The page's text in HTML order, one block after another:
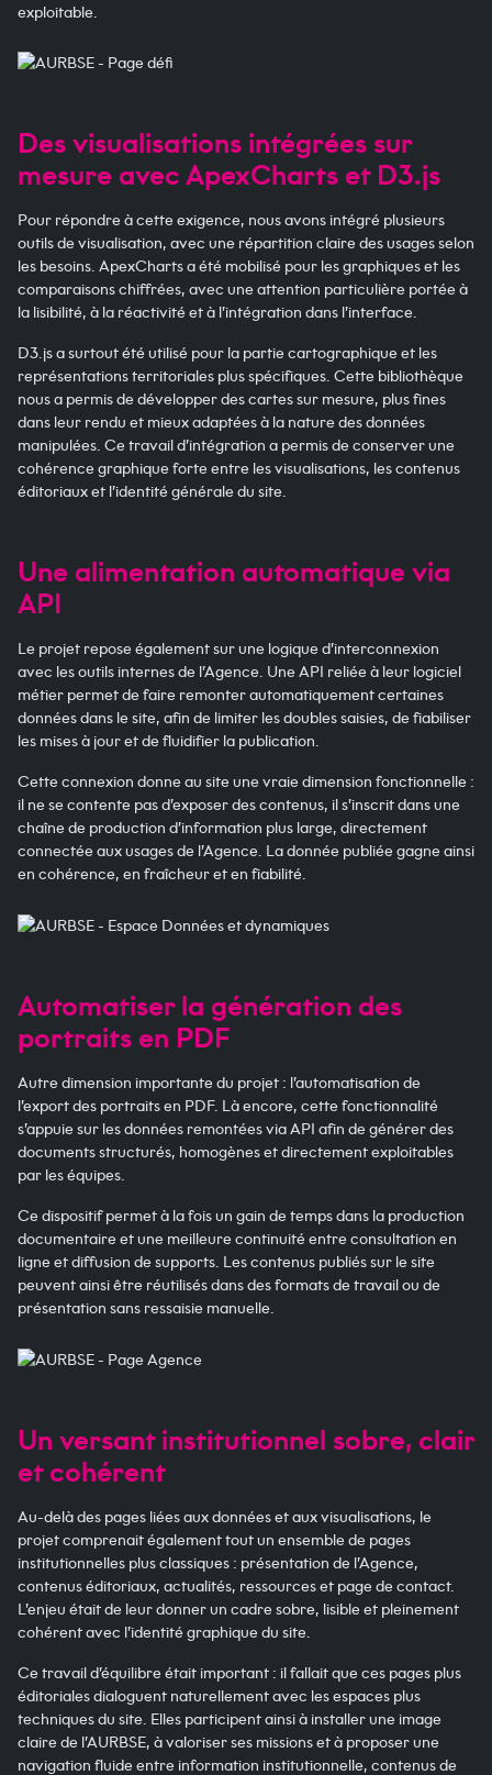
exploitable.
Des visualisations intégrées sur
mesure avec ApexCharts et D3.js
Pour répondre à cette exigence, nous avons intégré plusieurs
outils de visualisation, avec une répartition claire des usages selon
les besoins. ApexCharts a été mobilisé pour les graphiques et les
comparaisons chiffrées, avec une attention particulière portée à
la lisibilité, à la réactivité et à l’intégration dans l’interface.
D3.js a surtout été utilisé pour la partie cartographique et les
représentations territoriales plus spécifiques. Cette bibliothèque
nous a permis de développer des cartes sur mesure, plus fines
dans leur rendu et mieux adaptées à la nature des données
manipulées. Ce travail d’intégration a permis de conserver une
cohérence graphique forte entre les visualisations, les contenus
éditoriaux et l’identité générale du site.
Une alimentation automatique via
API
Le projet repose également sur une logique d’interconnexion
avec les outils internes de l’Agence. Une API reliée à leur logiciel
métier permet de faire remonter automatiquement certaines
données dans le site, afin de limiter les doubles saisies, de fiabiliser
les mises à jour et de fluidifier la publication.
Cette connexion donne au site une vraie dimension fonctionnelle :
il ne se contente pas d’exposer des contenus, il s’inscrit dans une
chaîne de production d’information plus large, directement
connectée aux usages de l’Agence. La donnée publiée gagne ainsi
en cohérence, en fraîcheur et en fiabilité.
Automatiser la génération des
portraits en PDF
Autre dimension importante du projet : l’automatisation de
l’export des portraits en PDF. Là encore, cette fonctionnalité
s’appuie sur les données remontées via API afin de générer des
documents structurés, homogènes et directement exploitables
par les équipes.
Ce dispositif permet à la fois un gain de temps dans la production
documentaire et une meilleure continuité entre consultation en
ligne et diffusion de supports. Les contenus publiés sur le site
peuvent ainsi être réutilisés dans des formats de travail ou de
présentation sans ressaisie manuelle.
Un versant institutionnel sobre, clair
et cohérent
Au-delà des pages liées aux données et aux visualisations, le
projet comprenait également tout un ensemble de pages
institutionnelles plus classiques : présentation de l’Agence,
contenus éditoriaux, actualités, ressources et page de contact.
L’enjeu était de leur donner un cadre sobre, lisible et pleinement
cohérent avec l’identité graphique du site.
Ce travail d’équilibre était important : il fallait que ces pages plus
éditoriales dialoguent naturellement avec les espaces plus
techniques du site. Elles participent ainsi à installer une image
claire de l’AURBSE, à valoriser ses missions et à proposer une
navigation fluide entre information institutionnelle, contenus de